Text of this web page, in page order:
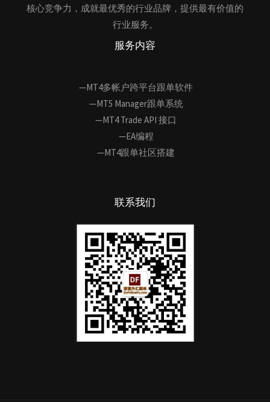
核心竞争力，成就最优秀的行业品牌，提供最有价值的
行业服务。
服务内容
—MT4多帐户跨平台跟单软件
—MT5 Manager跟单系统
—MT4 Trade API 接口
—EA编程
—MT4跟单社区搭建
联系我们